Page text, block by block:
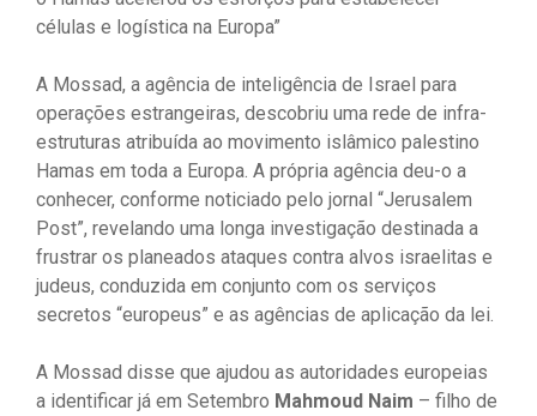
células e logística na Europa”
A Mossad, a agência de inteligência de Israel para
operações estrangeiras, descobriu uma rede de infra-
estruturas atribuída ao movimento islâmico palestino
Hamas em toda a Europa. A própria agência deu-o a
conhecer, conforme noticiado pelo jornal “Jerusalem
Post”, revelando uma longa investigação destinada a
frustrar os planeados ataques contra alvos israelitas e
judeus, conduzida em conjunto com os serviços
secretos “europeus” e as agências de aplicação da lei.
A Mossad disse que ajudou as autoridades europeias
a identificar já em Setembro Mahmoud Naim – filho de